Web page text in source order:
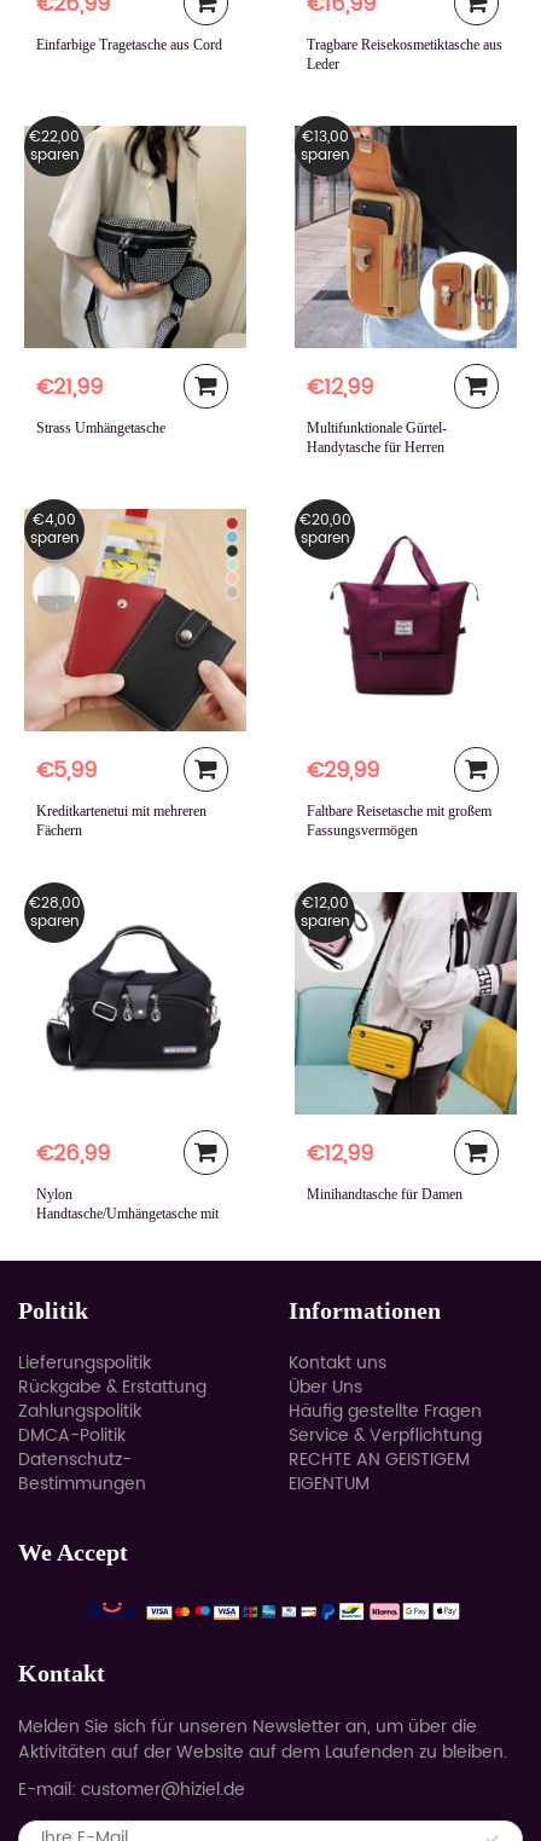
Einfarbige Tragetasche aus Cord
Tragbare Reisekosmetiktasche aus
Leder
€22,00
sparen
€21,99
Strass Umhängetasche
€13,00
sparen
€12,99
Multifunktionale Gürtel-
Handytasche für Herren
€4,00
sparen
€5,99
Kreditkartenetui mit mehreren
Fächern
€20,00
sparen
€29,99
Faltbare Reisetasche mit großem
Fassungsvermögen
€28,00
sparen
€26,99
Nylon
Handtasche/Umhängetasche mit
€12,00
sparen
€12,99
Minihandtasche für Damen
Politik
Lieferungspolitik
Rückgabe & Erstattung
Zahlungspolitik
DMCA-Politik
Datenschutz-
Bestimmungen
Informationen
Kontakt uns
Über Uns
Häufig gestellte Fragen
Service & Verpflichtung
RECHTE AN GEISTIGEM
EIGENTUM
We Accept
Kontakt
Melden Sie sich für unseren Newsletter an, um über die
Aktivitäten auf der Website auf dem Laufenden zu bleiben.
E-mail: customer@hiziel.de